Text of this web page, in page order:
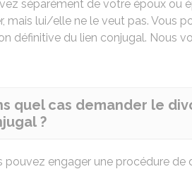
séparément de votre époux ou
mais lui/elle ne le veut pas. Vous
définitive du lien conjugal. Nous
quel cas demander le
?
pouvez engager une procédure